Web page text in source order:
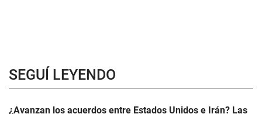
SEGUÍ LEYENDO
¿Avanzan los acuerdos entre Estados Unidos e Irán? Las